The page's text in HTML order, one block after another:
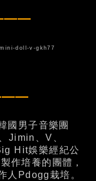
doll-v-gkh77
國男子音樂團
Jimin、V、
Hit娛樂經紀公
作培養的團體，
人Pdogg栽培。